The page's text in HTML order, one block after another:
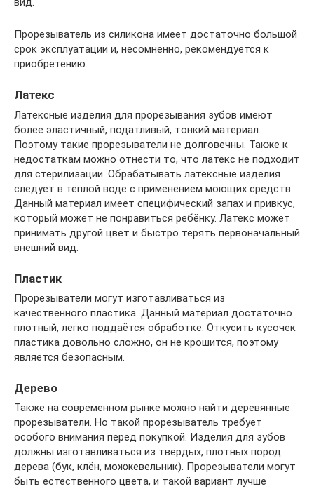
Прорезыватель из силикона имеет достаточно большой
срок эксплуатации и, несомненно, рекомендуется к
приобретению.
Латекс
Латексные изделия для прорезывания зубов имеют
более эластичный, податливый, тонкий материал.
Поэтому такие прорезыватели не долговечны. Также к
недостаткам можно отнести то, что латекс не подходит
для стерилизации. Обрабатывать латексные изделия
следует в тёплой воде с применением моющих средств.
Данный материал имеет специфический запах и привкус,
который может не понравиться ребёнку. Латекс может
принимать другой цвет и быстро терять первоначальный
внешний вид.
Пластик
Прорезыватели могут изготавливаться из
качественного пластика. Данный материал достаточно
плотный, легко поддаётся обработке. Откусить кусочек
пластика довольно сложно, он не крошится, поэтому
является безопасным.
Дерево
Также на современном рынке можно найти деревянные
прорезыватели. Но такой прорезыватель требует
особого внимания перед покупкой. Изделия для зубов
должны изготавливаться из твёрдых, плотных пород
дерева (бук, клён, можжевельник). Прорезыватели могут
быть естественного цвета, и такой вариант лучше